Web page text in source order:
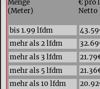
Menge
(Meter)
€ pro
Netto
bis 1.99 lfdm
mehr als 2 lfdm
mehr als 3 lfdm
mehr als 5 lfdm
mehr als 10 lfdm